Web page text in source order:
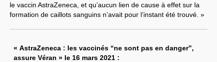
le vaccin AstraZeneca, et qu’aucun lien de cause à effet sur la
formation de caillots sanguins n’avait pour l’instant été trouvé. »
« AstraZeneca : les vaccinés “ne sont pas en danger”,
assure Véran » le 16 mars 2021 :